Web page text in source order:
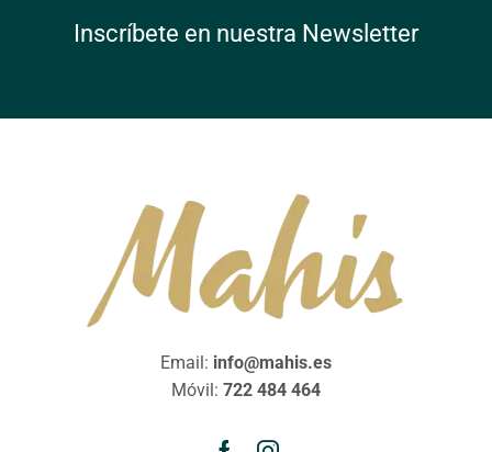
Inscríbete en nuestra Newsletter
Email: info@mahis.es
Móvil: 722 484 464